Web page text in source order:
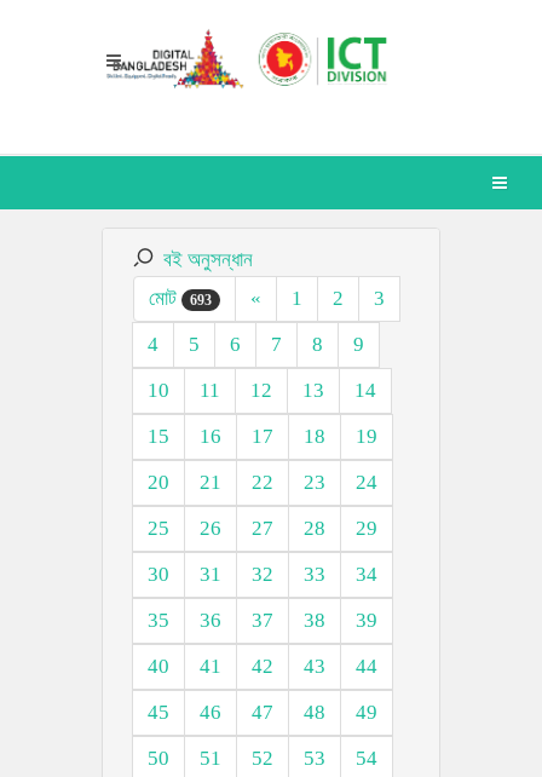
বই অনুসন্ধান
মোট
693 « 1 2
3
4
5 6 7 8
9
10
11 12 13
14
15
16 17 18
19
20
21 22 23
24
25
26 27 28
29
30
31 32 33
34
35
36 37 38
39
40
41 42 43
44
45
46 47 48
49
50
51 52 53
54